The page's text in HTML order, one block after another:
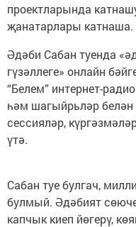
проектларында
җанатарлары катнаша.
Әдәби Сабан туенда
гүзәллеге» онлайн
“Белем” интернет-
һәм шагыйрьләр
сессияләр,
үтә.
Сабан туе булгач,
булмый. Әдәбият
капчык киеп йөгерү,